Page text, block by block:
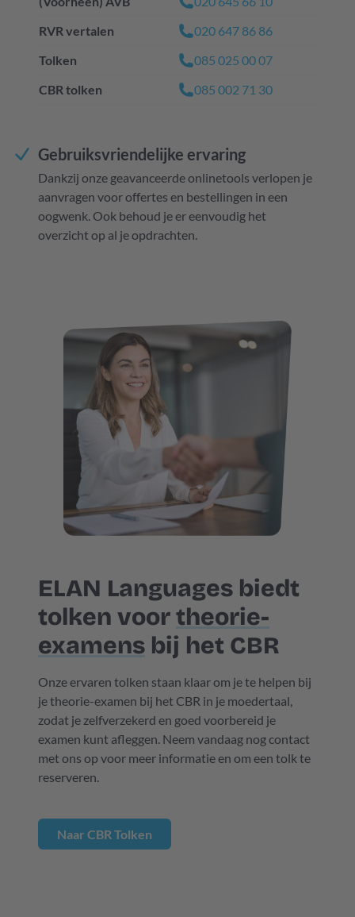
RVR vertalen
020 647 86 86
Tolken
085 025 00 07
CBR tolken
085 002 71 30
Gebruiksvriendelijke ervaring
Dankzij onze geavanceerde onlinetools verlopen je
aanvragen voor offertes en bestellingen in een
oogwenk. Ook behoud je er eenvoudig het
overzicht op al je opdrachten.
ELAN Languages biedt
tolken voortheorie-
examens bij het CBR
Onze ervaren tolken staan klaar om je te helpen bij
je theorie-examen bij het CBR in je moedertaal,
zodat je zelfverzekerd en goed voorbereid je
examen kunt afleggen. Neem vandaag nog contact
met ons op voor meer informatie en om een tolk te
reserveren.
Naar CBR Tolken